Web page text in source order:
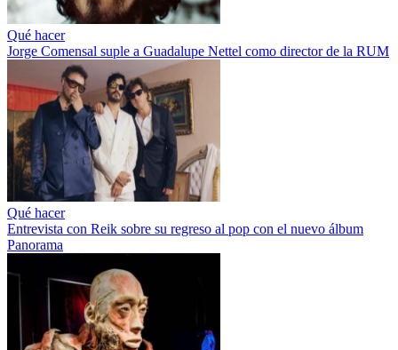
Qué hacer
Jorge Comensal suple a Guadalupe Nettel como director de la RUM
Qué hacer
Entrevista con Reik sobre su regreso al pop con el nuevo álbum
Panorama